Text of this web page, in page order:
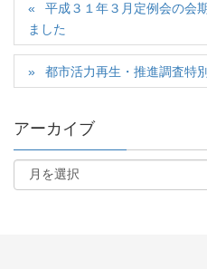
平成３１年３月定例会の会
ました
都市活力再生・推進調査特
アーカイブ